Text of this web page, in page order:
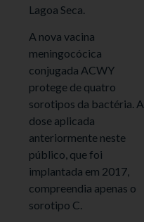
Lagoa Seca.
A nova vacina
meningocócica
conjugada ACWY
protege de quatro
sorotipos da bactéria. A
dose aplicada
anteriormente neste
público, que foi
implantada em 2017,
compreendia apenas o
sorotipo C.